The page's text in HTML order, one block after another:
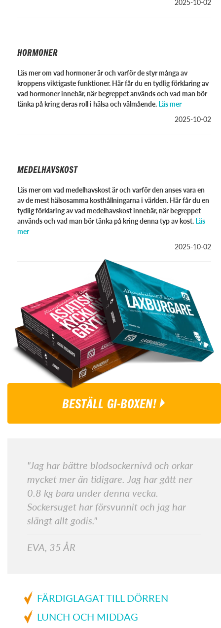
HORMONER
Läs mer om vad hormoner är och varför de styr många av
kroppens viktigaste funktioner. Här får du en tydlig förklaring av
vad hormoner innebär, när begreppet används och vad man bör
tänka på kring deras roll i hälsa och välmående. Läs mer
2025-10-02
MEDELHAVSKOST
Läs mer om vad medelhavskost är och varför den anses vara en
av de mest hälsosamma kosthållningarna i världen. Här får du en
tydlig förklaring av vad medelhavskost innebär, när begreppet
används och vad man bör tänka på kring denna typ av kost. Läs
mer
2025-10-02
BESTÄLL GI-BOXEN!
"Jag har bättre blodsockernivå och orkar
mycket mer än tidigare. Jag har gått ner
0.8 kg bara under denna vecka.
Sockersuget har försvunnit och jag har
slängt allt godis."
EVA, 35 ÅR
FÄRDIGLAGAT TILL DÖRREN
LUNCH OCH MIDDAG